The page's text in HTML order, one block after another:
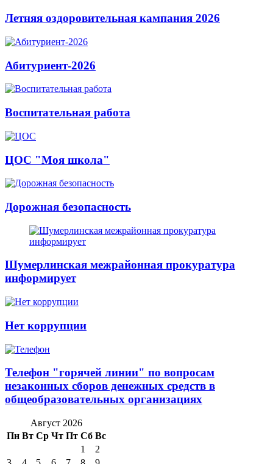
Летняя оздоровительная кампания 2026
Абитуриент-2026
Воспитательная работа
ЦОС "Моя школа"
Дорожная безопасность
Шумерлинская межрайонная прокуратура
информирует
Нет коррупции
Телефон "горячей линии" по вопросам
незаконных сборов денежных средств в
общеобразовательных организациях
Август 2026
Пн Вт Ср Чт Пт Сб Вс
1
2